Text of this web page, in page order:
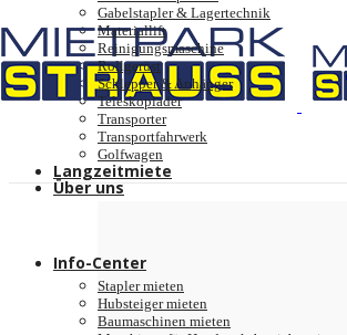
Gabelstapler & Lagertechnik
Materiallift
Reinigungsmaschine
Rollgerüst
Schlepper & Anhänger
Teleskoplader
Transporter
Transportfahrwerk
Golfwagen
Langzeitmiete
Über uns
Info-Center
Stapler mieten
Hubsteiger mieten
Baumaschinen mieten